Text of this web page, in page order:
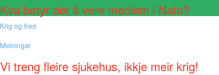
Kva betyr det å vere medlem i Nato?
Krig og fred
Meiningar
Vi treng fleire sjukehus, ikkje meir krig!